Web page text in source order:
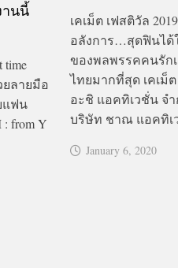
านนี้
time
ยลายมือ
แฟน
: from Y
เคเม็ต เฟสติวัล
อลังการ…สุดฟินได้
ของพลพรรคคนรัก
ไทยมากที่สุด เคเม็ต
อะชิ แอคทิเวชั่น จำ
บริษัท ชาณ แอคทิเ
January 6, 2020